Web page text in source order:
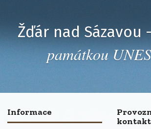
Žďár nad Sázavou -
památkou
Informace